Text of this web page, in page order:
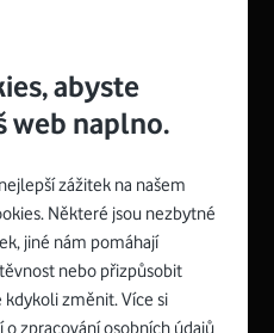
x 7,5 cm (včetně stojánku)
a bezdrátové připojení Wi-
Vodafonem
abyste
web naplno.
zážitek na našem
Některé jsou nezbytné
jiné nám pomáhají
nebo přizpůsobit
změnit. Více si
o zpracování osobních údajů